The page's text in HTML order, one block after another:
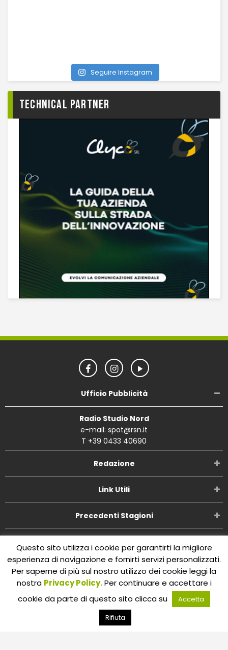
Seguire Instagram
TECHNICAL PARTNER
Ufficio Pubblicità
Radio Studio Nord
e-mail: spot@rsn.it
T +39 0433 40690
Redazione
Link Utili
Precedenti Stagioni
Copyright ©Radio Studio Nord 2002-2026. P.IVA
01029450309 Concept and design:Five Studioby Omnia
SPA.All Rights Reserved.
Questo sito utilizza i cookie per garantirti la migliore
esperienza di navigazione e fornirti servizi personalizzati.
Per saperne di più sul nostro utilizzo dei cookie leggi la
nostra Privacy Policy.Per continuare e accettare i
cookie da parte di questo sito clicca su
Accetta
Rifiuta